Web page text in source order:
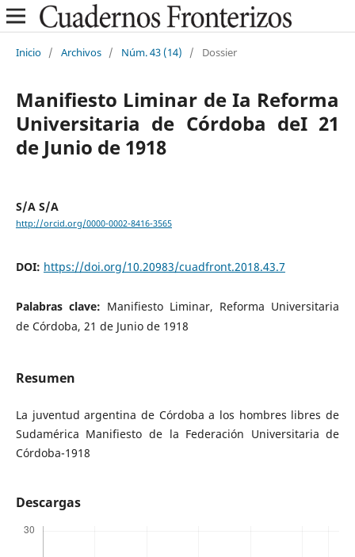
Inicio / Archivos / Núm. 43 (14) / Dossier
Manifiesto Liminar de Ia Reforma
Universitaria de Córdoba deI 21
de Junio de 1918
S/A S/A
http://orcid.org/0000-0002-8416-3565
DOI: https://doi.org/10.20983/cuadfront.2018.43.7
Palabras clave: Manifiesto Liminar, Reforma Universitaria
de Córdoba, 21 de Junio de 1918
Resumen
La juventud argentina de Córdoba a los hombres libres de
Sudamérica Manifiesto de la Federación Universitaria de
Córdoba-1918
Descargas